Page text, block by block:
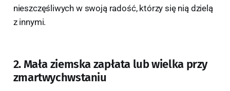
nieszczęśliwych w swoją radość, którzy się nią dzielą
z innymi.
2. Mała ziemska zapłata lub wielka przy
zmartwychwstaniu